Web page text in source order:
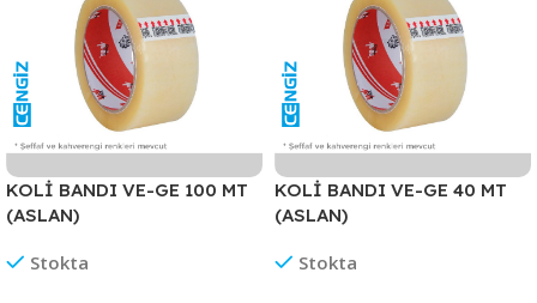
KOLİ BANDI VE-GE 100 MT
(ASLAN)
Stokta
KOLİ BANDI VE-GE 40 MT
(ASLAN)
Stokta